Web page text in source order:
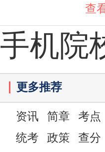
查
手机院
更多推荐
资讯 简章 考点
统考
政策 查分